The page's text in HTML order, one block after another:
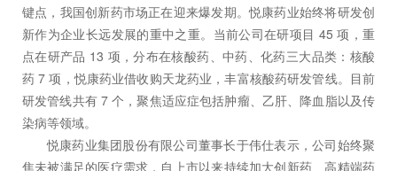
键点，我国创新药市场正在迎来爆发期。悦康药业始终将研发创
新作为企业长远发展的重中之重。当前公司在研项目 45 项，重
点在研产品 13 项，分布在核酸药、中药、化药三大品类：核酸
药 7 项，悦康药业借收购天龙药业，丰富核酸药研发管线。目前
研发管线共有 7 个，聚焦适应症包括肿瘤、乙肝、降血脂以及传
染病等领域。
悦康药业集团股份有限公司董事长于伟仕表示，公司始终聚
焦未被满足的医疗需求，自上市以来持续加大创新药、高精端药